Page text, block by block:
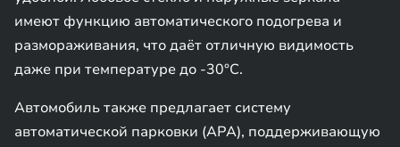
имеют функцию автоматического подогрева и
размораживания, что даёт отличную видимость
даже при температуре до -30°C.
Автомобиль также предлагает систему
автоматической парковки (APA), поддерживающую